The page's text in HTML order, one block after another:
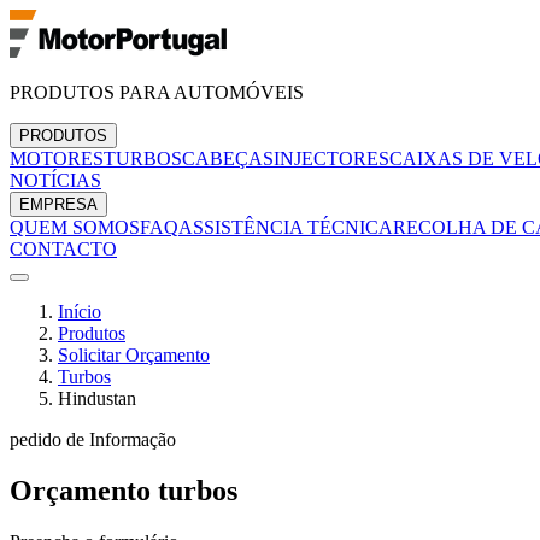
PRODUTOS PARA AUTOMÓVEIS
PRODUTOS
MOTORESTURBOSCABEÇASINJECTORESCAIXAS DE
NOTÍCIAS
EMPRESA
QUEM SOMOSFAQASSISTÊNCIA TÉCNICARECOLHA DE
CONTACTO
Início
Produtos
Solicitar Orçamento
Turbos
Hindustan
pedido de Informação
Orçamento turbos